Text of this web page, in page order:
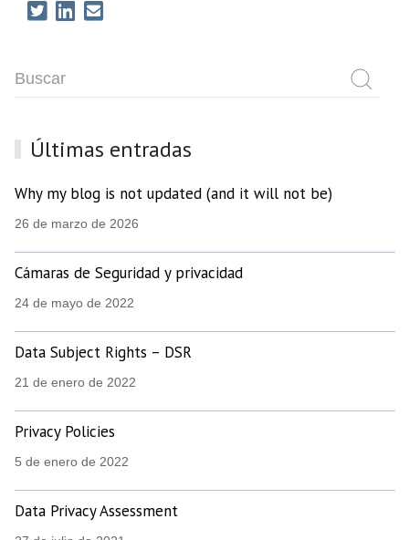
Últimas entradas
Why my blog is not updated (and it will not be)
26 de marzo de 2026
Cámaras de Seguridad y privacidad
24 de mayo de 2022
Data Subject Rights – DSR
21 de enero de 2022
Privacy Policies
5 de enero de 2022
Data Privacy Assessment